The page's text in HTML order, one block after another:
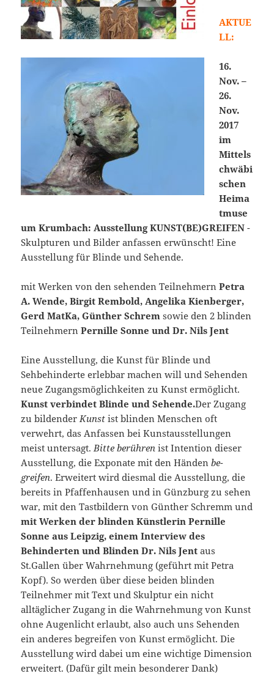
AKTUE
LL:
16.
Nov. –
26.
Nov.
2017
im
Mittels
chwäbi
schen
Heima
tmuse
um Krumbach: Ausstellung KUNST(BE)GREIFEN -
Skulpturen und Bilder anfassen erwünscht! Eine
Ausstellung für Blinde und Sehende.
mit Werken von den sehenden TeilnehmernPetra
A. Wende, Birgit Rembold, Angelika Kienberger,
Gerd MatKa, Günther Schrem sowie den 2 blinden
Teilnehmern Pernille Sonne und Dr. Nils Jent
Eine Ausstellung, die Kunst für Blinde und
Sehbehinderte erlebbar machen will und Sehenden
neue Zugangsmöglichkeiten zu Kunst ermöglicht.
Kunst verbindet Blinde und Sehende.Der Zugang
zu bildenderKunst ist blinden Menschen oft
verwehrt, das Anfassen bei Kunstausstellungen
meist untersagt.Bitte berühren ist Intention dieser
Ausstellung, die Exponate mit den Händenbe-
greifen. Erweitert wird diesmal die Ausstellung, die
bereits in Pfaffenhausen und in Günzburg zu sehen
war, mit den Tastbildern von Günther Schremm und
mit Werken der blinden Künstlerin Pernille
Sonne aus Leipzig, einem Interview des
Behinderten und Blinden Dr. Nils Jent aus
St.Gallen über Wahrnehmung (geführt mit Petra
Kopf). So werden über diese beiden blinden
Teilnehmer mit Text und Skulptur ein nicht
alltäglicher Zugang in die Wahrnehmung von Kunst
ohne Augenlicht erlaubt, also auch uns Sehenden
ein anderes begreifen von Kunst ermöglicht. Die
Ausstellung wird dabei um eine wichtige Dimension
erweitert. (Dafür gilt mein besonderer Dank)